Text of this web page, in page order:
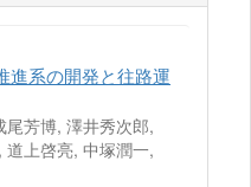
進系の開発と往路運
芳博, 澤井秀次郎,
上啓亮, 中塚潤一,